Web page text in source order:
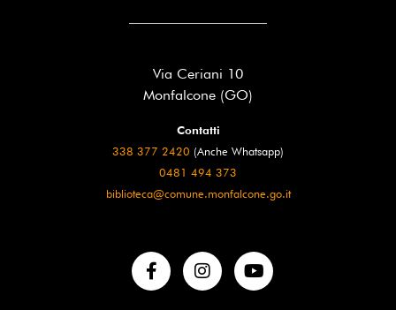
Via Ceriani 10
Monfalcone (GO)
Contatti
338 377 2420 (Anche Whatsapp)
0481 494 373
biblioteca@comune.monfalcone.go.it